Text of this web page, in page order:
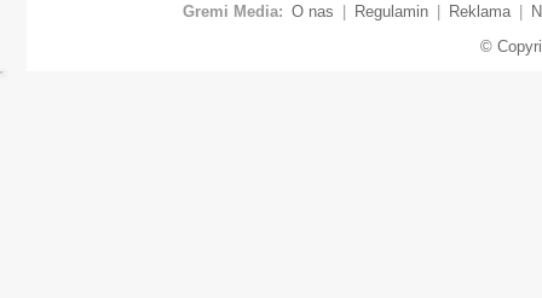
Gremi Media: O nas Regulamin Reklama
©